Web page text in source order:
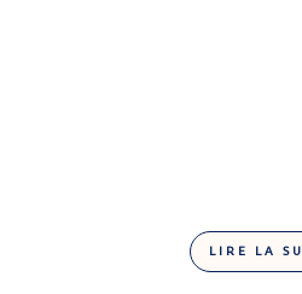
LIRE LA